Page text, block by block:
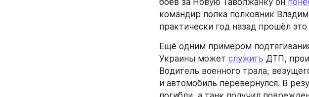
командир полка полковник
практически год назад прошёл
Ещё одним примером
Украины может служить ДТП,
Водитель военного трала,
и автомобиль перевернулся. В